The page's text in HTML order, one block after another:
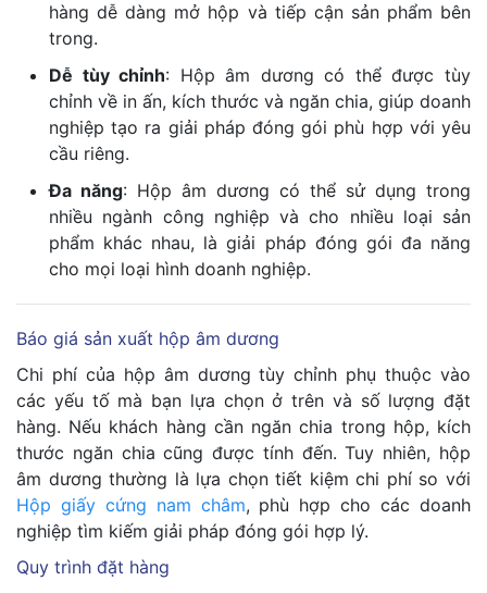
hàng dễ dàng mở hộp và tiếp cận sản phẩm bên
trong.
Dễ tùy chỉnh: Hộp âm dương có thể được tùy
chỉnh về in ấn, kích thước và ngăn chia, giúp doanh
nghiệp tạo ra giải pháp đóng gói phù hợp với yêu
cầu riêng.
Đa năng: Hộp âm dương có thể sử dụng trong
nhiều ngành công nghiệp và cho nhiều loại sản
phẩm khác nhau, là giải pháp đóng gói đa năng
cho mọi loại hình doanh nghiệp.
Báo giá sản xuất hộp âm dương
Chi phí của hộp âm dương tùy chỉnh phụ thuộc vào
các yếu tố mà bạn lựa chọn ở trên và số lượng đặt
hàng. Nếu khách hàng cần ngăn chia trong hộp, kích
thước ngăn chia cũng được tính đến. Tuy nhiên, hộp
âm dương thường là lựa chọn tiết kiệm chi phí so với
Hộp giấy cứng nam châm, phù hợp cho các doanh
nghiệp tìm kiếm giải pháp đóng gói hợp lý.
Quy trình đặt hàng